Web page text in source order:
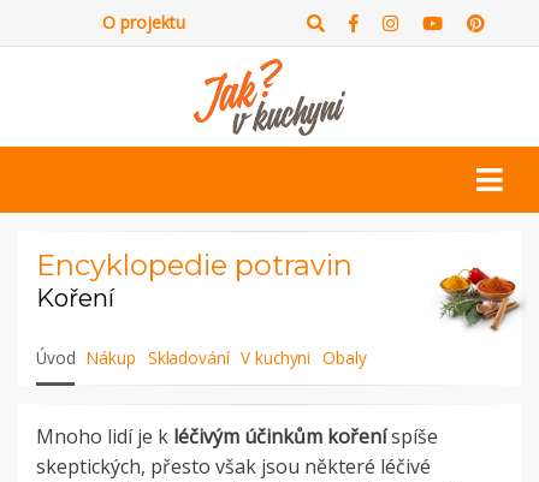
O projektu
Encyklopedie potravin
Koření
Úvod Nákup Skladování V kuchyni Obaly
Mnoho lidí je k léčivým účinkům kořeníspíše
skeptických, přesto však jsou některé léčivé